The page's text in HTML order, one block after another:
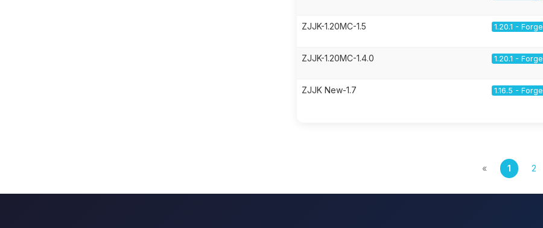
ZJJK-1.20MC-1.5 1.20.1 - Forge
ZJJK-1.20MC-1.4.0 1.20.1 - Forge
ZJJK New-1.7 1.16.5 - Forge
« 1 2